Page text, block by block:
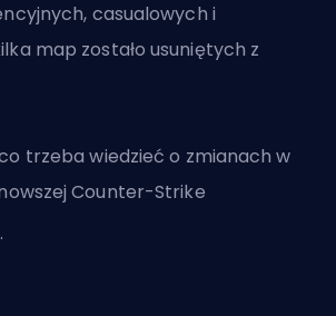
casualowych i
map zostało usuniętych z
trzeba wiedzieć o zmianach w
Counter-Strike